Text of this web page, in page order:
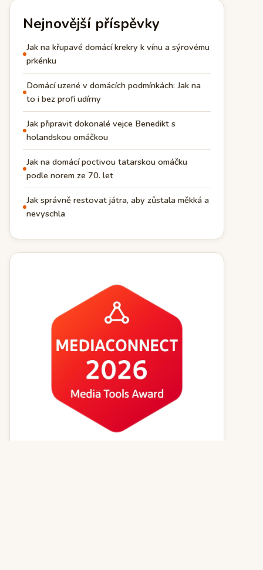
Nejnovější příspěvky
Jak na křupavé domácí krekry k vínu a sýrovému
prkénku
Domácí uzené v domácích podmínkách: Jak na
to i bez profi udírny
Jak připravit dokonalé vejce Benedikt s
holandskou omáčkou
Jak na domácí poctivou tatarskou omáčku
podle norem ze 70. let
Jak správně restovat játra, aby zůstala měkká a
nevyschla